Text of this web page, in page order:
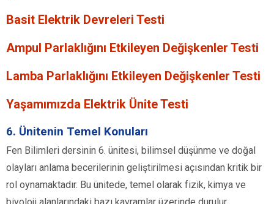
Basit Elektrik Devreleri Testi
Ampul Parlaklığını Etkileyen Değişkenler Testi
Lamba Parlaklığını Etkileyen Değişkenler Testi
Yaşamımızda Elektrik Ünite Testi
6. Ünitenin Temel Konuları
Fen Bilimleri dersinin 6. ünitesi, bilimsel düşünme ve doğal
olayları anlama becerilerinin geliştirilmesi açısından kritik bir
rol oynamaktadır. Bu ünitede, temel olarak fizik, kimya ve